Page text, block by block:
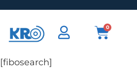
0
[fibosearch]